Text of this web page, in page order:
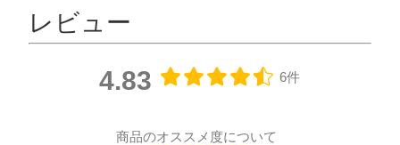
レビュー
4.83 6件
商品のオススメ度について